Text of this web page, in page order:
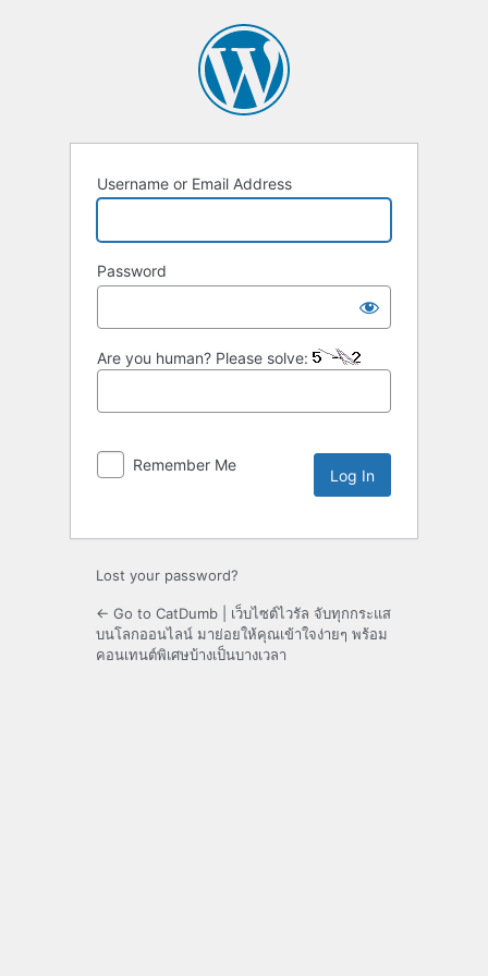
Username or Email Address
Password
Are you human? Please solve:
Remember Me
Lost your password?
← Go to CatDumb | เว็บไซต์ไวรัล จับทุกกระแส
บนโลกออนไลน์ มาย่อยให้คุณเข้าใจง่ายๆ พร้อม
คอนเทนต์พิเศษบ้างเป็นบางเวลา